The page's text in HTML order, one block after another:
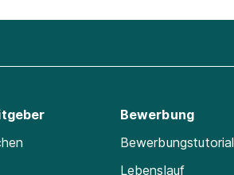
Bewerbung
Bewerbungstutorial
Lebenslauf